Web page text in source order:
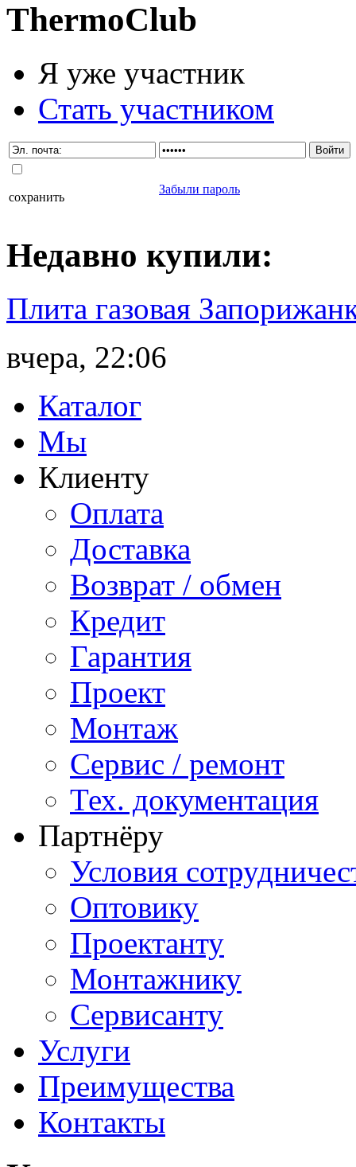
ThermoClub
Я уже участник
Стать участником
сохранить
Забыли пароль
Недавно купили:
Плита газовая
вчера, 22:06
Каталог
Мы
Клиенту
Оплата
Доставка
Возврат / обмен
Кредит
Гарантия
Проект
Монтаж
Сервис / ремонт
Тех. документация
Партнёру
Условия
Оптовику
Проектанту
Монтажнику
Сервисанту
Услуги
Преимущества
Контакты